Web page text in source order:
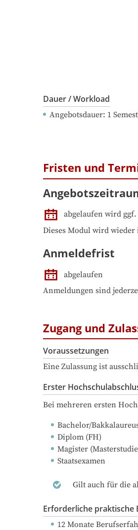
Dauer / Workload
Angebotsdauer: 1
Fristen und
abgelaufen wird
Dieses Modul wird wieder
Anmeldefrist
abgelaufen
Anmeldungen sind
Zugang und
Voraussetzungen
Eine Zulassung ist
Erster
Bei mehreren ersten
Bachelor/
Diplom (FH)
Magister
Staatsexamen
Gilt auch für die
Erforderliche praktische
12 Monate